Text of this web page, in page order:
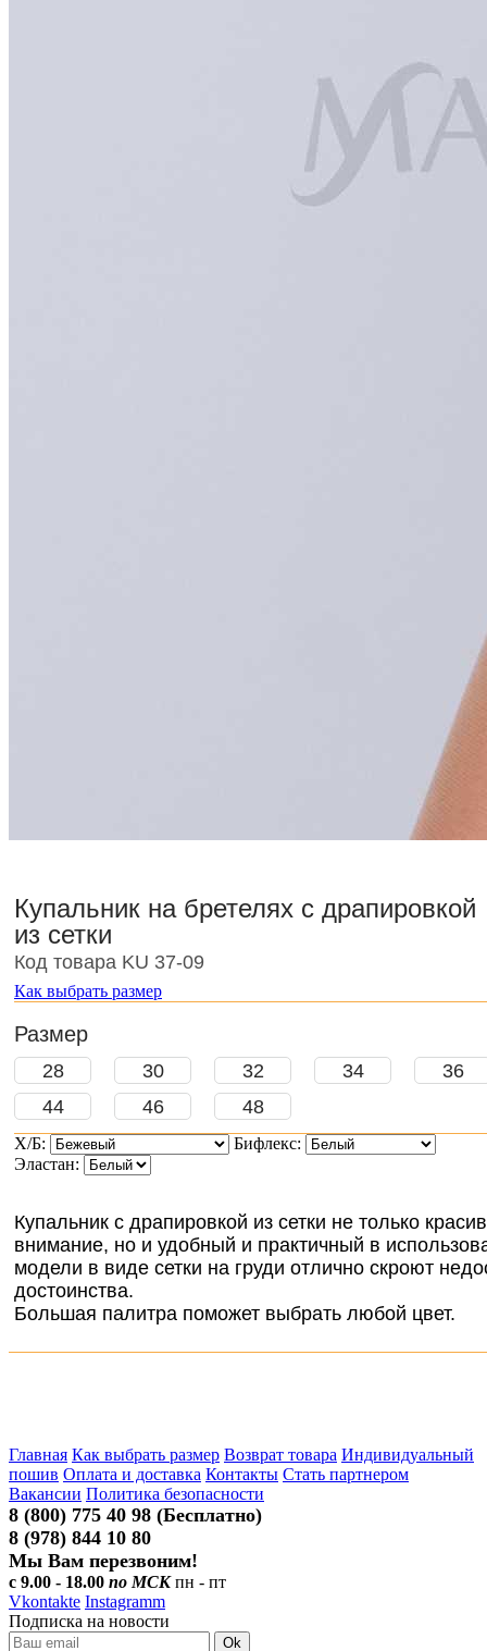
Купальник на бретелях с драпировкой
из сетки
Код товара KU 37-09
Как выбрать размер
Размер
28 30 32 34
36
44
46 48
Х/Б:
Бифлекс:
Эластан:
Купальник с драпировкой из сетки не только
внимание, но и удобный и практичный в
модели в виде сетки на груди отлично скроют
достоинства.
Большая палитра поможет выбрать любой цвет.
Главная Как выбрать размер Возврат товара Индивидуальный
пошив Оплата и доставка Контакты Стать партнером
Вакансии Политика безопасности
8 (800) 775 40 98 (Бесплатно)
8 (978) 844 10 80
Мы Вам перезвоним!
с 9.00 - 18.00 по МСКпн - пт
Vkontakte Instagramm
Подписка на новости